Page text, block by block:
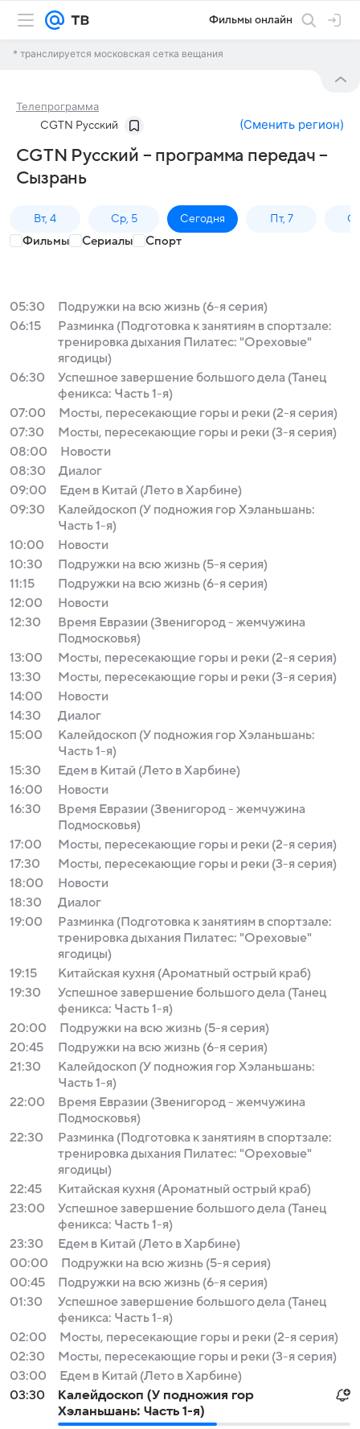
Фильмы онлайн
* транслируется московская сетка вещания
Телепрограмма
CGTN Русский (Сменить регион)
CGTN Русский – программа передач –
Сызрань
Вт, 4 Ср, 5 Сегодня Пт, 7
Фильмы Сериалы Спорт
05:30
Подружки на всю жизнь (6-я серия)
06:15
Разминка (Подготовка к занятиям в спортзале:
тренировка дыхания Пилатес: "Ореховые"
ягодицы)
06:30
Успешное завершение большого дела (Танец
феникса: Часть 1-я)
07:00
Мосты, пересекающие горы и реки (2-я серия)
07:30
Мосты, пересекающие горы и реки (3-я серия)
08:00
Новости
08:30
Диалог
09:00
Едем в Китай (Лето в Харбине)
09:30
Калейдоскоп (У подножия гор Хэланьшань:
Часть 1-я)
10:00
Новости
10:30
Подружки на всю жизнь (5-я серия)
11:15
Подружки на всю жизнь (6-я серия)
12:00
Новости
12:30
Время Евразии (Звенигород - жемчужина
Подмосковья)
13:00
Мосты, пересекающие горы и реки (2-я серия)
13:30
Мосты, пересекающие горы и реки (3-я серия)
14:00
Новости
14:30
Диалог
15:00
Калейдоскоп (У подножия гор Хэланьшань:
Часть 1-я)
15:30
Едем в Китай (Лето в Харбине)
16:00
Новости
16:30
Время Евразии (Звенигород - жемчужина
Подмосковья)
17:00
Мосты, пересекающие горы и реки (2-я серия)
17:30
Мосты, пересекающие горы и реки (3-я серия)
18:00
Новости
18:30
Диалог
19:00
Разминка (Подготовка к занятиям в спортзале:
тренировка дыхания Пилатес: "Ореховые"
ягодицы)
19:15
Китайская кухня (Ароматный острый краб)
19:30
Успешное завершение большого дела (Танец
феникса: Часть 1-я)
20:00
Подружки на всю жизнь (5-я серия)
20:45
Подружки на всю жизнь (6-я серия)
21:30
Калейдоскоп (У подножия гор Хэланьшань:
Часть 1-я)
22:00
Время Евразии (Звенигород - жемчужина
Подмосковья)
22:30
Разминка (Подготовка к занятиям в спортзале:
тренировка дыхания Пилатес: "Ореховые"
ягодицы)
22:45
Китайская кухня (Ароматный острый краб)
23:00
Успешное завершение большого дела (Танец
феникса: Часть 1-я)
23:30
Едем в Китай (Лето в Харбине)
00:00
Подружки на всю жизнь (5-я серия)
00:45
Подружки на всю жизнь (6-я серия)
01:30
Успешное завершение большого дела (Танец
феникса: Часть 1-я)
02:00
Мосты, пересекающие горы и реки (2-я серия)
02:30
Мосты, пересекающие горы и реки (3-я серия)
03:00
Едем в Китай (Лето в Харбине)
03:30
Калейдоскоп (У подножия гор
Хэланьшань: Часть 1-я)